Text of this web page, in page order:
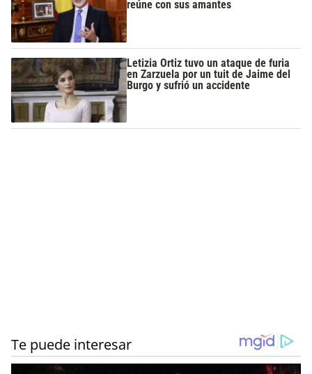
reúne con sus amantes
Letizia Ortiz tuvo un ataque de furia
en Zarzuela por un tuit de Jaime del
Burgo y sufrió un accidente